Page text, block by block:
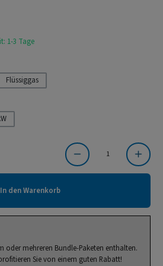
1-3 Tage
Flüssiggas
Wert ein oder benutze die Schaltflächen um die
In den Warenkorb
oder mehreren Bundle-Paketen enthalten.
Sie von einem guten Rabatt!